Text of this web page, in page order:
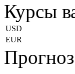
Курсы
USD
EUR